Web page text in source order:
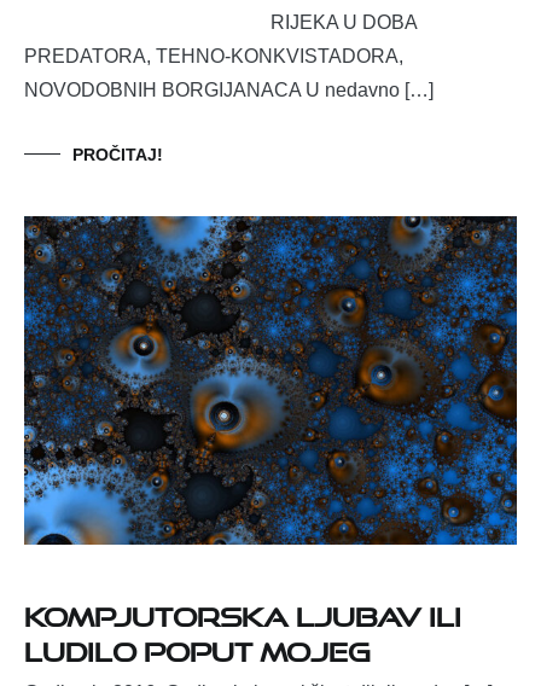
RIJEKA U DOBA
PREDATORA, TEHNO-KONKVISTADORA,
NOVODOBNIH BORGIJANACA U nedavno […]
PROČITAJ!
Kompjutorska ljubav ili
ludilo poput mojeg